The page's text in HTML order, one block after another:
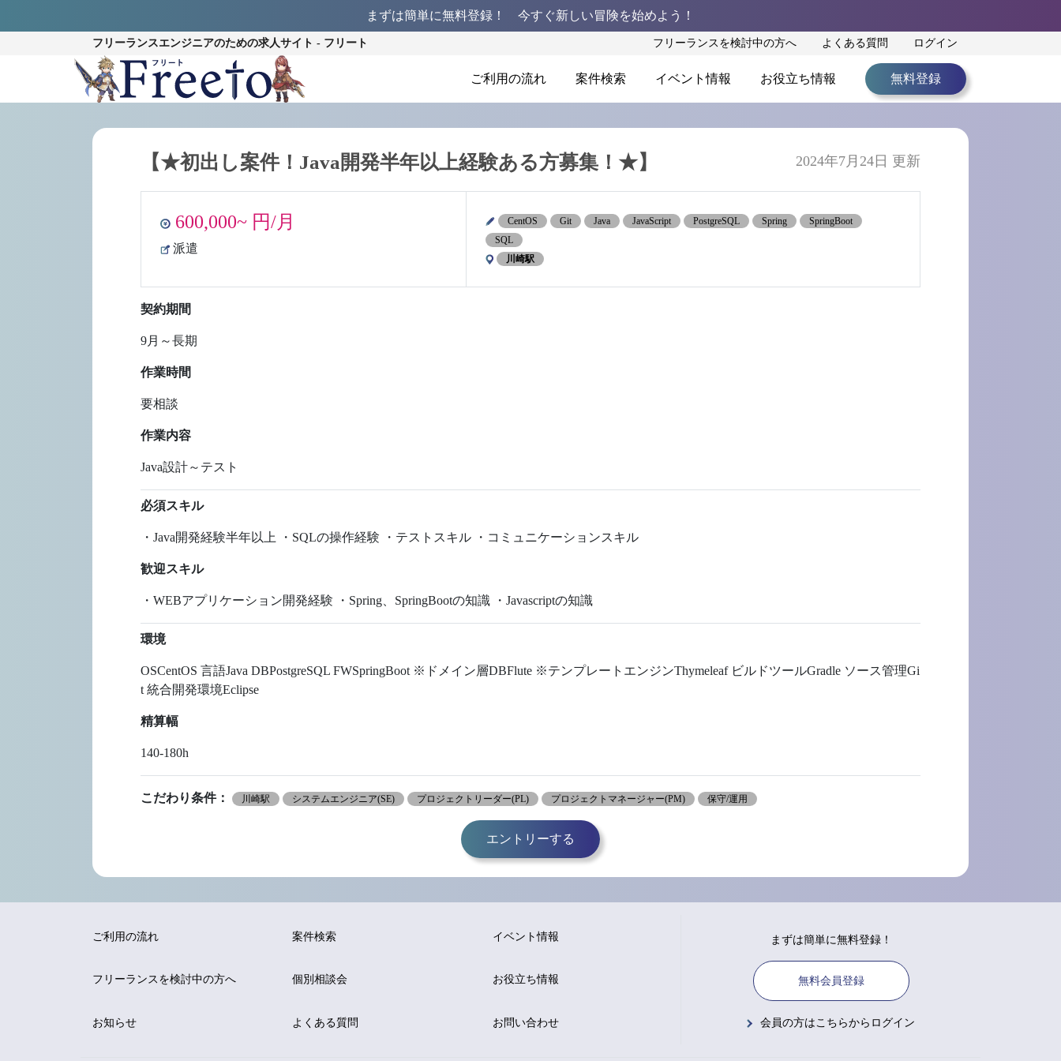
まずは簡単に無料登録！ 今すぐ新しい冒険を始めよう！
フリーランスエンジニアのための求人サイト - フリート フリーランスを検討中の方へ よくある質問 ログイン
ご利用の流れ 案件検索 イベント情報 お役立ち情報 無料登録
【★初出し案件！Java開発半年以上経験ある方募集！★】 2024年7月24日 更新
600,000~ 円/月
派遣
CentOS Git Java JavaScript PostgreSQL Spring
SpringBoot
SQL
川崎駅
契約期間
9月～長期
作業時間
要相談
作業内容
Java設計～テスト
必須スキル
・Java開発経験半年以上 ・SQLの操作経験 ・テストスキル ・コミュニケーションスキル
歓迎スキル
・WEBアプリケーション開発経験 ・Spring、SpringBootの知識 ・Javascriptの知識
環境
OSCentOS 言語Java DBPostgreSQL FWSpringBoot ※ドメイン層DBFlute ※テンプレートエンジンThymeleaf ビルドツールGradle ソース管理Gi
t 統合開発環境Eclipse
精算幅
140-180h
こだわり条件： 川崎駅 システムエンジニア(SE) プロジェクトリーダー(PL) プロジェクトマネージャー(PM) 保守/運用
エントリーする
ご利用の流れ 案件検索 イベント情報
フリーランスを検討中の方へ 個別相談会 お役立ち情報
お知らせ よくある質問 お問い合わせ
まずは簡単に無料登録！
無料会員登録
会員の方はこちらからログイン